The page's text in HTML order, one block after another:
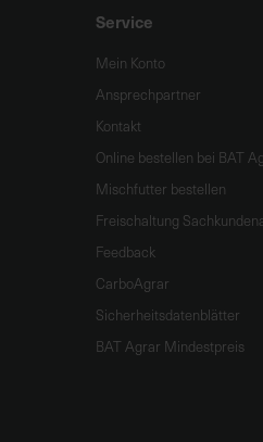
Service
Mein Konto
Ansprechpartner
Kontakt
Online bestellen bei BAT
Mischfutter bestellen
Freischaltung
Feedback
CarboAgrar
Sicherheitsdatenblätter
BAT Agrar Mindestpreis